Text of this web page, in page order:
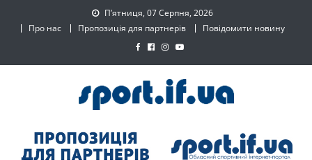
П’ятниця, 07 Серпня, 2026
Про нас
Пропозиція для партнерів Повідомити новину
SPORT.IF.UA – Обласний
спортивний інтернет-